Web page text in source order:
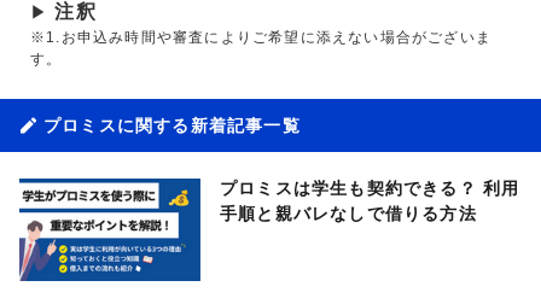
▶ 注釈
※1.お申込み時間や審査によりご希望に添えない場合がございま
す。
プロミスに関する新着記事一覧
プロミスは学生も契約できる？ 利用
手順と親バレなしで借りる方法